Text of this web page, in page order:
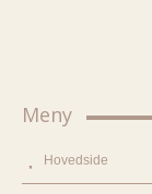
Meny
Hovedside